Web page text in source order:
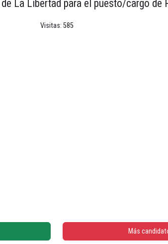
La Libertad para el puesto/cargo de
Visitas: 585
Más